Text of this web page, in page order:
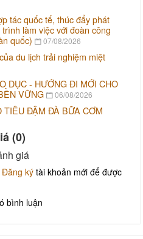
tác quốc tế, thúc đẩy phát
làm việc với đoàn công
quốc)
07/08/2026
du lịch trải nghiệm miệt
DỤC - HƯỚNG ĐI MỚI CHO
VỮNG
06/08/2026
TIÊU ĐẬM ĐÀ BỮA CƠM
(0)
giá
Đăng ký tài khoản mới để được
bình luận